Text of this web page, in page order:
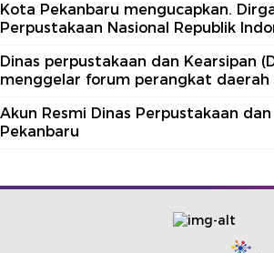
Kota Pekanbaru mengucapkan.
Perpustakaan Nasional Republik
Dinas perpustakaan dan Kearsipan
menggelar forum perangkat daerah
Akun Resmi Dinas Perpustakaan
Pekanbaru